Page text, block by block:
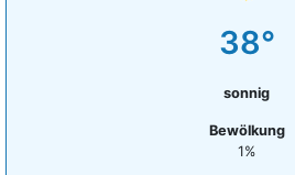
38°
sonnig
Bewölkung
1%